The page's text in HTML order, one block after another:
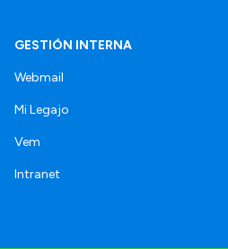
GESTIÓN INTERNA
Webmail
Mi Legajo
Vem
Intranet